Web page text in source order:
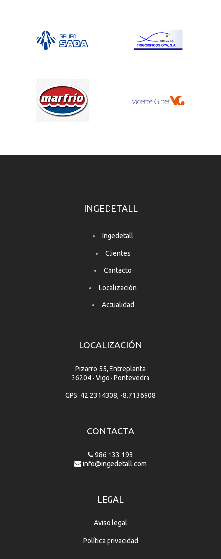
INGEDETALL
Ingedetall
Clientes
Contacto
Localización
Actualidad
LOCALIZACIÓN
Pizarro 55, Entreplanta
36204 · Vigo · Pontevedra
GPS: 42.2314308, -8.7136908
CONTACTA
986 133 193
info@ingedetall.com
LEGAL
Aviso legal
Política privacidad